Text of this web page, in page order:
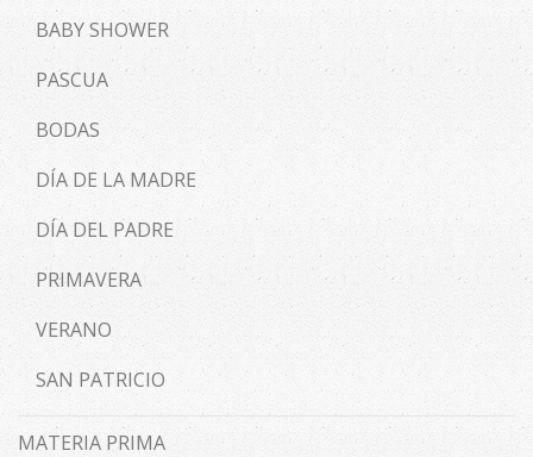
BABY SHOWER
PASCUA
BODAS
DÍA DE LA MADRE
DÍA DEL PADRE
PRIMAVERA
VERANO
SAN PATRICIO
MATERIA PRIMA